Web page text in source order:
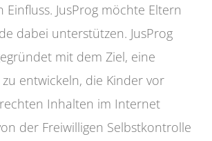
Einfluss. JusProg möchte Eltern
dabei unterstützen. JusProg
mit dem Ziel, eine
entwickeln, die Kinder vor
Inhalten im Internet
der Freiwilligen Selbstkontrolle